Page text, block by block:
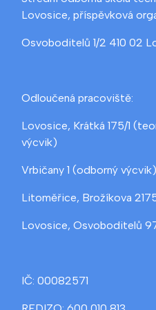
Lovosice, příspěvková
Osvoboditelů 1/2 410 02
Odloučená pracoviště:
Lovosice, Krátká 175/1
výcvik)
Vrbičany 1 (odborný výcvik)
Litoměřice, Brožíkova
Lovosice, Osvoboditelů
IČ: 00082571